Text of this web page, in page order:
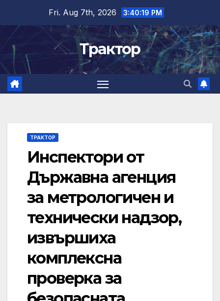
content
Fri. Aug 7th, 2026 3:40:20 PM
Трактор
ТРАКТОР
Инспектори от
Държавна агенция
за метрологичен и
технически надзор,
извършиха
комплексна
проверка за